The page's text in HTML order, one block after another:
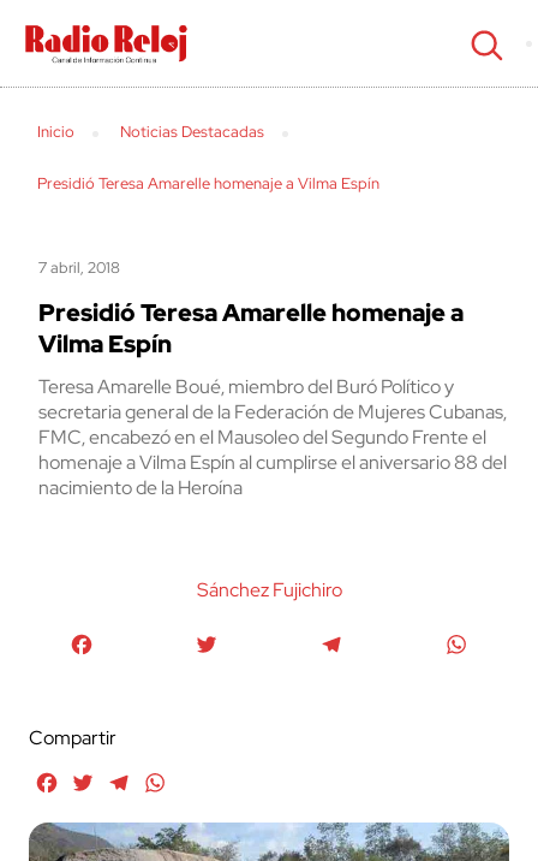
cerrar
Inicio Noticias Destacadas
Presidió Teresa Amarelle homenaje a Vilma Espín
7 abril, 2018
Presidió Teresa Amarelle homenaje a
Vilma Espín
Teresa Amarelle Boué, miembro del Buró Político y
secretaria general de la Federación de Mujeres Cubanas,
FMC, encabezó en el Mausoleo del Segundo Frente el
homenaje a Vilma Espín al cumplirse el aniversario 88 del
nacimiento de la Heroína
Sánchez Fujichiro
Compartir
FacebookTwitterTelegram